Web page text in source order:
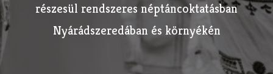
részesül rendszeres néptáncoktatásban
Nyárádszeredában és környékén